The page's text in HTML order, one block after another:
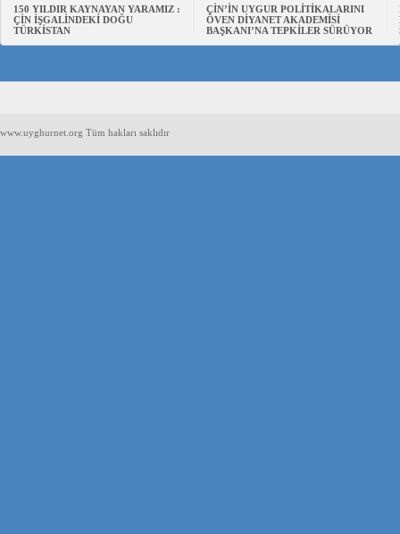
150 YILDIR KAYNAYAN YARAMIZ :
ÇİN İŞGALİNDEKİ DOĞU
TÜRKİSTAN
ÇİN’İN UYGUR POLİTİKALARINI
ÖVEN DİYANET AKADEMİSİ
BAŞKANI’NA TEPKİLER SÜRÜYOR
www.uyghurnet.org Tüm hakları saklıdır